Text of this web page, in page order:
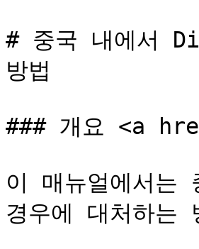
# 중국 내에서
방법
### 개요 <a
이 매뉴얼에서
경우에 대처하는